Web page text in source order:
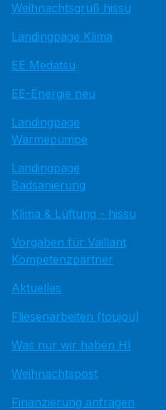
Weihnachtsgruß hissu
Landingpage Klima
EE Medatsu
EE-Energie neu
Landingpage
Wärmepumpe
Landingpage
Badsanierung
Klima & Lüftung - hissu
Vorgaben für Vaillant
Kompetenzpartner
Aktuelles
Fliesenarbeiten (toujou)
Was nur wir haben HI
Weihnachtspost
Finanzierung anfragen